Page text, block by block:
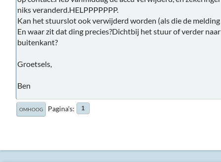
niks veranderd.HELPPPPPPP.
Kan het stuurslot ook verwijderd worden (als die de
En waar zit dat ding precies?Dichtbij het stuur of verder
buitenkant?
Groetsels,
Ben
OMHOOG Pagina's 1